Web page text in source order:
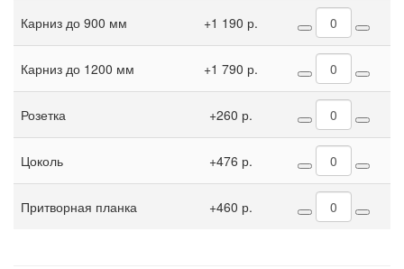
Карниз до 900 мм +1 190 р.
Карниз до 1200 мм +1 790 р.
Розетка +260 р.
Цоколь +476 р.
Притворная планка +460 р.